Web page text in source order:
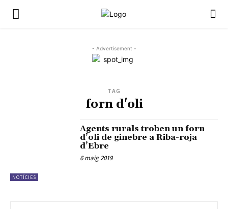
- Advertisement -
TAG
forn d'oli
NOTÍCIES
Agents rurals troben un forn
d’oli de ginebre a Riba-roja
d’Ebre
6 maig 2019